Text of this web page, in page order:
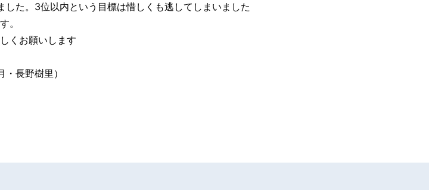
た。3位以内という目標は惜しくも逃してしまいました
。
くお願いします
長野樹里）